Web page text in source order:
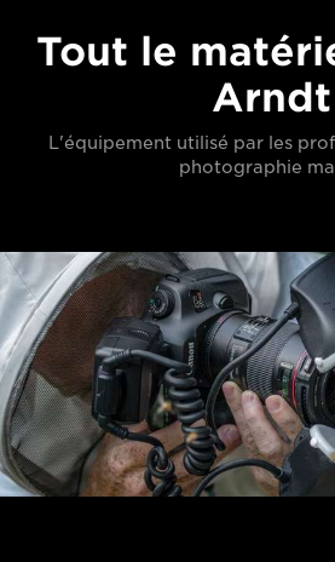
Tout le
Arndt
L'équipement utilisé par les
photographie